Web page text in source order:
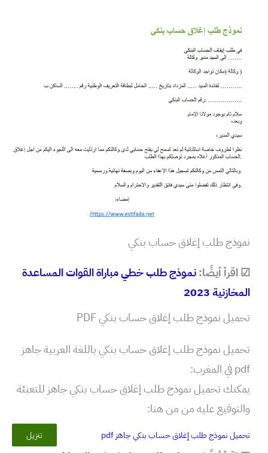
نموذج طلب إغلاق حساب بنكي
☑ اقرأ أيضًا:نموذج طلب خطي مباراة القوات المساعدة
المخازنية 2023
تحميل نموذج طلب إغلاق حساب بنكي PDF
تحميل نموذج طلب إغلاق حساب بنكي باللغة العربية جاهز
pdf في المغرب:
يمكنك تحميل نموذج طلب إغلاق حساب بنكي جاهز للتعبئة
والتوقيع عليه من من هنا:
تحميل نموذج طلب إغلاق حساب بنكي جاهز pdf تنزيل